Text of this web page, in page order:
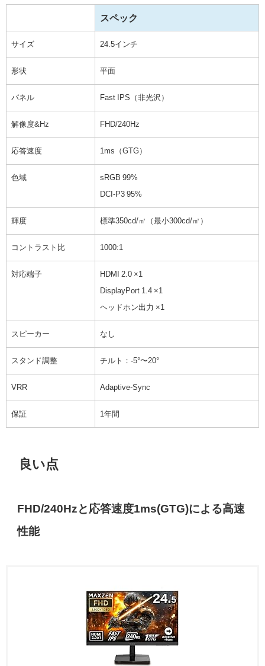
スペック
サイズ 24.5インチ
形状 平面
パネル Fast IPS（非光沢）
解像度&Hz FHD/240Hz
応答速度 1ms（GTG）
色域 sRGB 99%
DCI-P3 95%
輝度 標準350cd/㎡（最小300cd/㎡）
コントラスト比 1000:1
対応端子 HDMI 2.0 ×1
DisplayPort 1.4 ×1
ヘッドホン出力 ×1
スピーカー なし
スタンド調整 チルト：-5°〜20°
VRR Adaptive-Sync
保証 1年間
良い点
FHD/240Hzと応答速度1ms(GTG)による高速
性能